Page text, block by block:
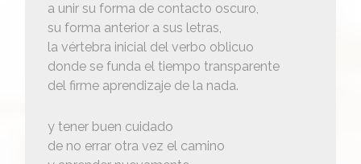
a unir su forma de contacto oscuro,
su forma anterior a sus letras,
la vértebra inicial del verbo oblicuo
donde se funda el tiempo transparente
del firme aprendizaje de la nada.
y tener buen cuidado
de no errar otra vez el camino